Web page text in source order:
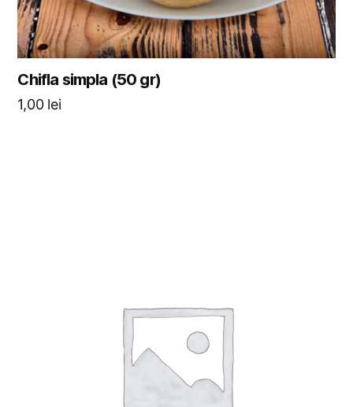
Chifla simpla (50 gr)
1,00 lei